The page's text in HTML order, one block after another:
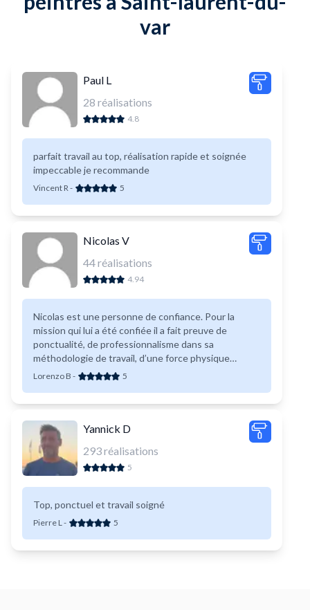
var
Paul L
28 réalisations
4.8
parfait travail au top, réalisation rapide et soignée
impeccable je recommande
Vincent R - 5
Nicolas V
44réalisations
4.94
Nicolas est une personne de confiance. Pour la
mission qui lui a été confiée il a fait preuve de
ponctualité, de professionnalisme dans sa
méthodologie de travail, d’une force physique
impressionnante, d’un état d’esprit toujours positif,
nombreuses qualités de cet incroyable « Jobber »
mais je vous souhaite à tous d’avoir le plaisir de les
découvrir et ainsi continuer cette liste de qualités
liste dans vos futurs commentaires ! Un grand merci
Lorenzo B - 5
Yannick D
293réalisations
5
Top, ponctuel et travail soigné
Pierre L - 5